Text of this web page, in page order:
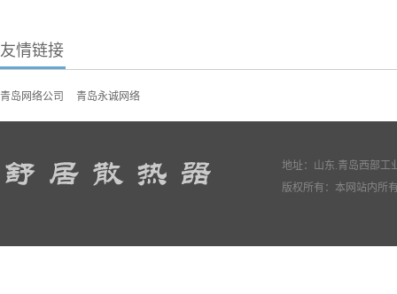
友情链接
青岛网络公司 青岛永诚网络
地址：山东.青岛西部
版权所有：本网站内所